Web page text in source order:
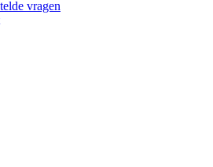
vragen